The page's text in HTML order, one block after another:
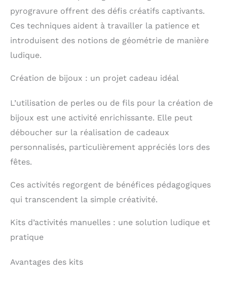
pyrogravure offrent des défis créatifs captivants.
Ces techniques aident à travailler la patience et
introduisent des notions de géométrie de manière
ludique.
Création de bijoux : un projet cadeau idéal
L’utilisation de perles ou de fils pour la création de
bijoux est une activité enrichissante. Elle peut
déboucher sur la réalisation de cadeaux
personnalisés, particulièrement appréciés lors des
fêtes.
Ces activités regorgent de bénéfices pédagogiques
qui transcendent la simple créativité.
Kits d’activités manuelles : une solution ludique et
pratique
Avantages des kits